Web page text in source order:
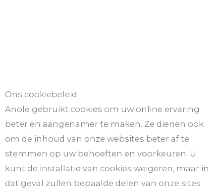
Ons cookiebeleid
Anole gebruikt cookies om uw online ervaring
beter en aangenamer te maken. Ze dienen ook
om de inhoud van onze websites beter af te
stemmen op uw behoeften en voorkeuren. U
kunt de installatie van cookies weigeren, maar in
dat geval zullen bepaalde delen van onze sites